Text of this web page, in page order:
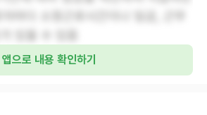
앱으로 내용 확인하기